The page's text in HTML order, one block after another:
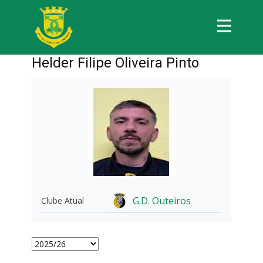
Helder Filipe Oliveira Pinto
Clube Atual G.D. Outeiros